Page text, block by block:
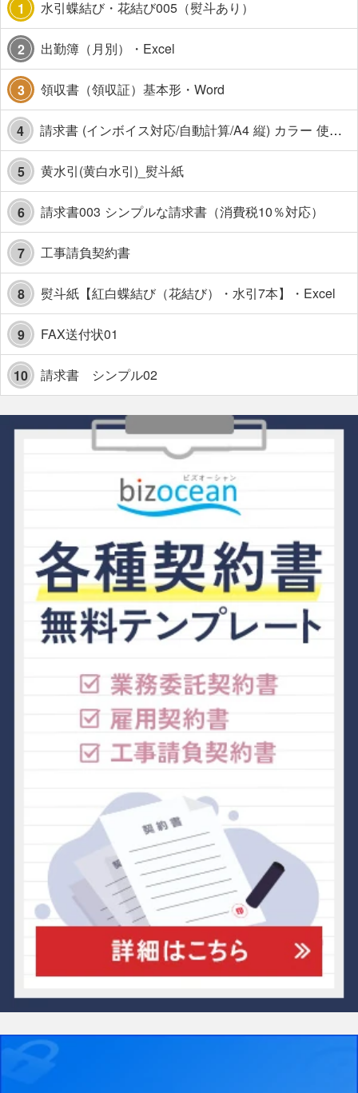
1 水引蝶結び・花結び005（熨斗あり）
2 出勤簿（月別）・Excel
3 領収書（領収証）基本形・Word
4 請求書 (インボイス対応/自動計算/A4 縦) カラー 使い方解説あり
5 黄水引(黄白水引)_熨斗紙
6 請求書003 シンプルな請求書（消費税10％対応）
7 工事請負契約書
8 熨斗紙【紅白蝶結び（花結び）・水引7本】・Excel
9 FAX送付状01
10 請求書 シンプル02